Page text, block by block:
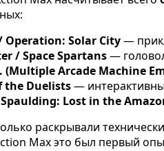
Operation: Solar City—
/ Space Spartans—
(Multiple Arcade Machine
the Duelists—
Lost in the
раскрывали
Max это был первый